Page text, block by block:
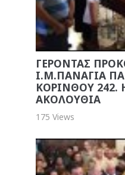
ΓΕΡΟΝΤΑΣ
Ι.Μ.ΠΑΝΑΓΙΑ
ΚΟΡΙΝΘΟΥ 242.
ΑΚΟΛΟΥΘΙΑ
175 Views